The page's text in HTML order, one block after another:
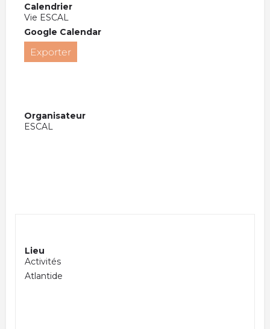
Calendrier
Vie ESCAL
Google Calendar
Exporter
Organisateur
ESCAL
Lieu
Activités
Atlantide